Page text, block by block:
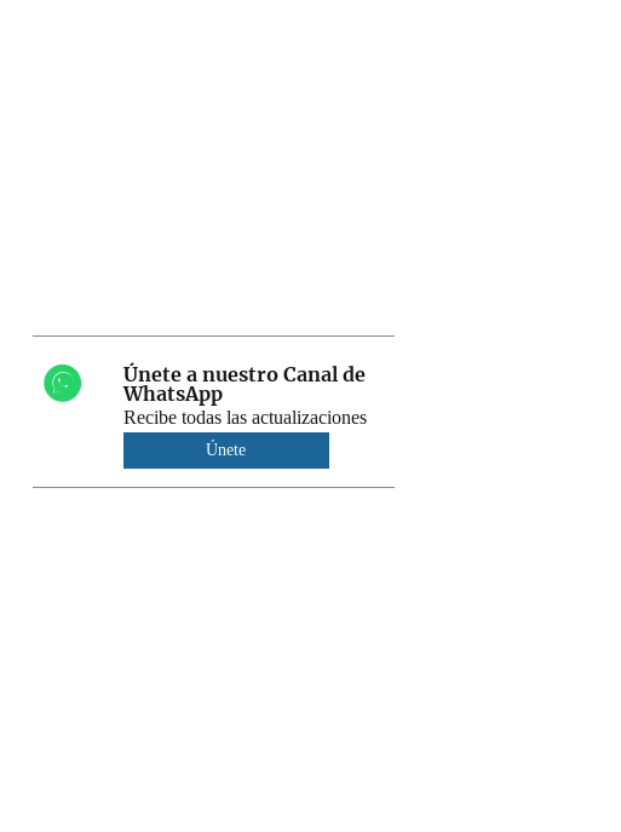
Únete a nuestro Canal de
WhatsApp
Recibe todas las actualizaciones
Únete